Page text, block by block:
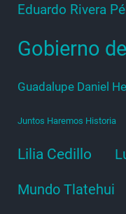
Eduardo Rivera
Gobierno
Guadalupe Daniel
Juntos Haremos Historia
Lilia Cedillo
Mundo Tlatehui